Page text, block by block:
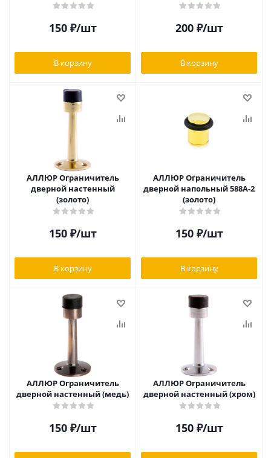
150₽/шт
В корзину
200₽/шт
В корзину
АЛЛЮР Ограничитель
дверной настенный
(золото)
150₽/шт
В корзину
АЛЛЮР Ограничитель
дверной напольный 588A-2
(золото)
150₽/шт
В корзину
АЛЛЮР Ограничитель
дверной настенный (медь)
150₽/шт
АЛЛЮР Ограничитель
дверной настенный (хром)
150₽/шт